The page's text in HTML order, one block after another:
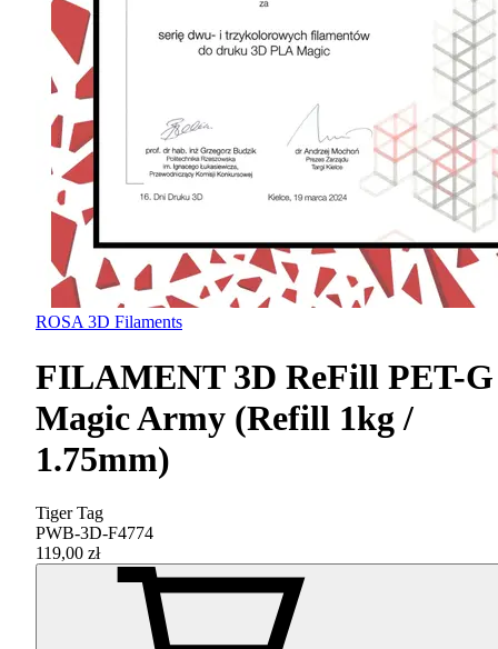
ROSA 3D Filaments
FILAMENT 3D ReFill PET-G
Magic Army (Refill 1kg /
1.75mm)
Tiger Tag
PWB-3D-F4774
119,00 zł